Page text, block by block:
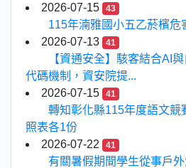
2026-07-15
43
115年湳雅國小五乙菸檳危
2026-07-13
41
【資通安全】駭客結合AI
代碼機制，資安院提...
2026-07-15
41
轉知彰化縣115年度語文競
照表各1份
2026-07-22
41
有關暑假期間學生從事戶